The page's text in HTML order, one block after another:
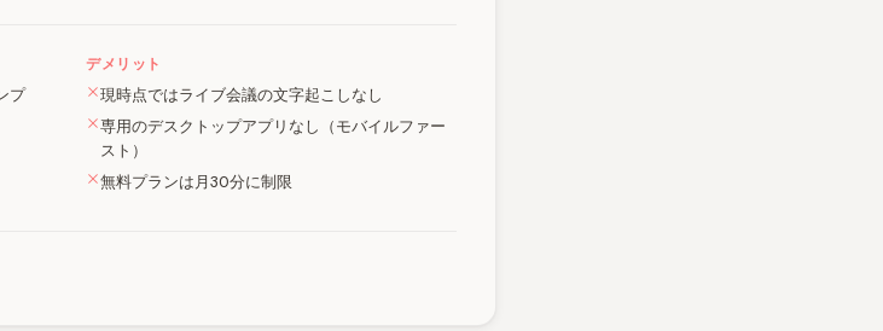
プ
デメリット
現時点ではライブ会議の文字起こしなし
専用のデスクトップアプリなし（モバイルファー
スト）
無料プランは月30分に制限